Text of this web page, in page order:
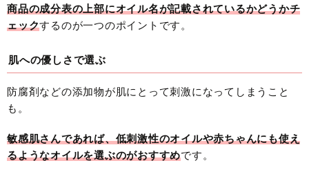
商品の成分表の上部にオイル名が記載されているかどうかチ
ェックするのが一つのポイントです。
肌への優しさで選ぶ
防腐剤などの添加物が肌にとって刺激になってしまうこと
も。
敏感肌さんであれば、低刺激性のオイルや赤ちゃんにも使え
るようなオイルを選ぶのがおすすめです。